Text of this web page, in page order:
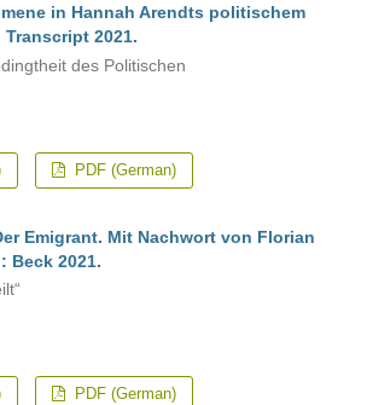
in Hannah Arendts politischem
2021.
des Politischen
PDF (German)
Emigrant. Mit Nachwort von Florian
Beck 2021.
PDF (German)